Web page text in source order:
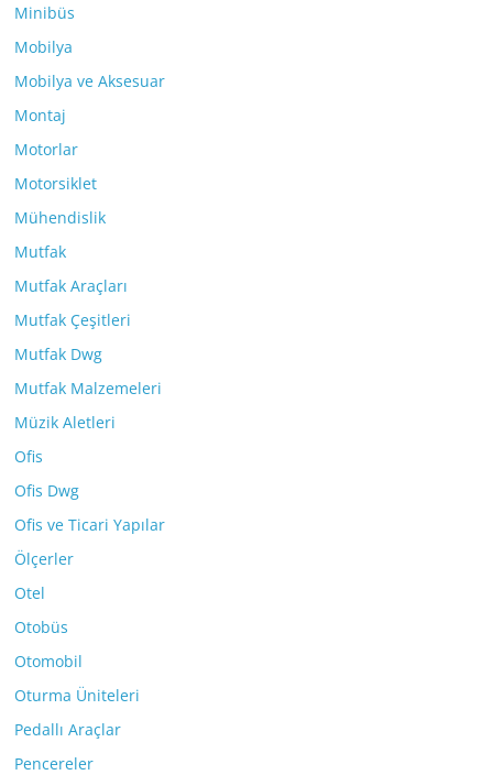
Minibüs
Mobilya
Mobilya ve Aksesuar
Montaj
Motorlar
Motorsiklet
Mühendislik
Mutfak
Mutfak Araçları
Mutfak Çeşitleri
Mutfak Dwg
Mutfak Malzemeleri
Müzik Aletleri
Ofis
Ofis Dwg
Ofis ve Ticari Yapılar
Ölçerler
Otel
Otobüs
Otomobil
Oturma Üniteleri
Pedallı Araçlar
Pencereler